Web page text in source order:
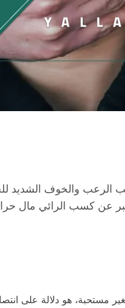
الرعب والخوف الشديد
عن كسب الرائي مال
مستحبة، هو دلالة على